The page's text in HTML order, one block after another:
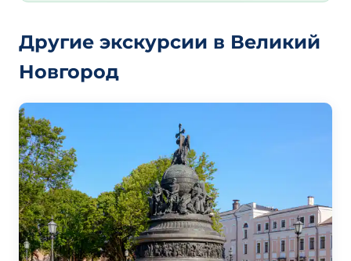
Другие экскурсии в Великий
Новгород